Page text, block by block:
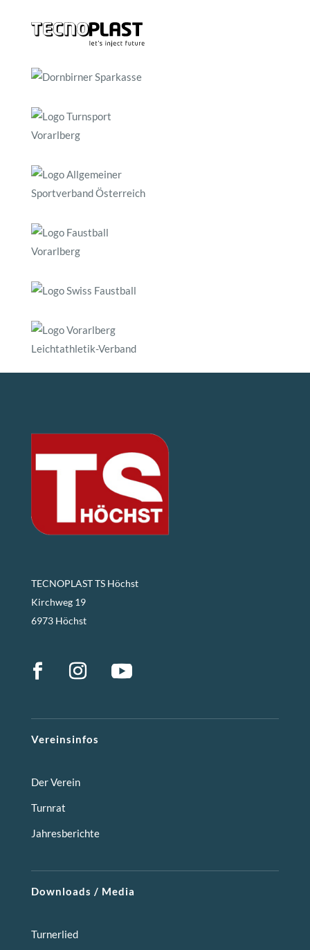
TECNOPLAST TS Höchst
Kirchweg 19
6973 Höchst
Vereinsinfos
Der Verein
Turnrat
Jahresberichte
Downloads / Media
Turnerlied